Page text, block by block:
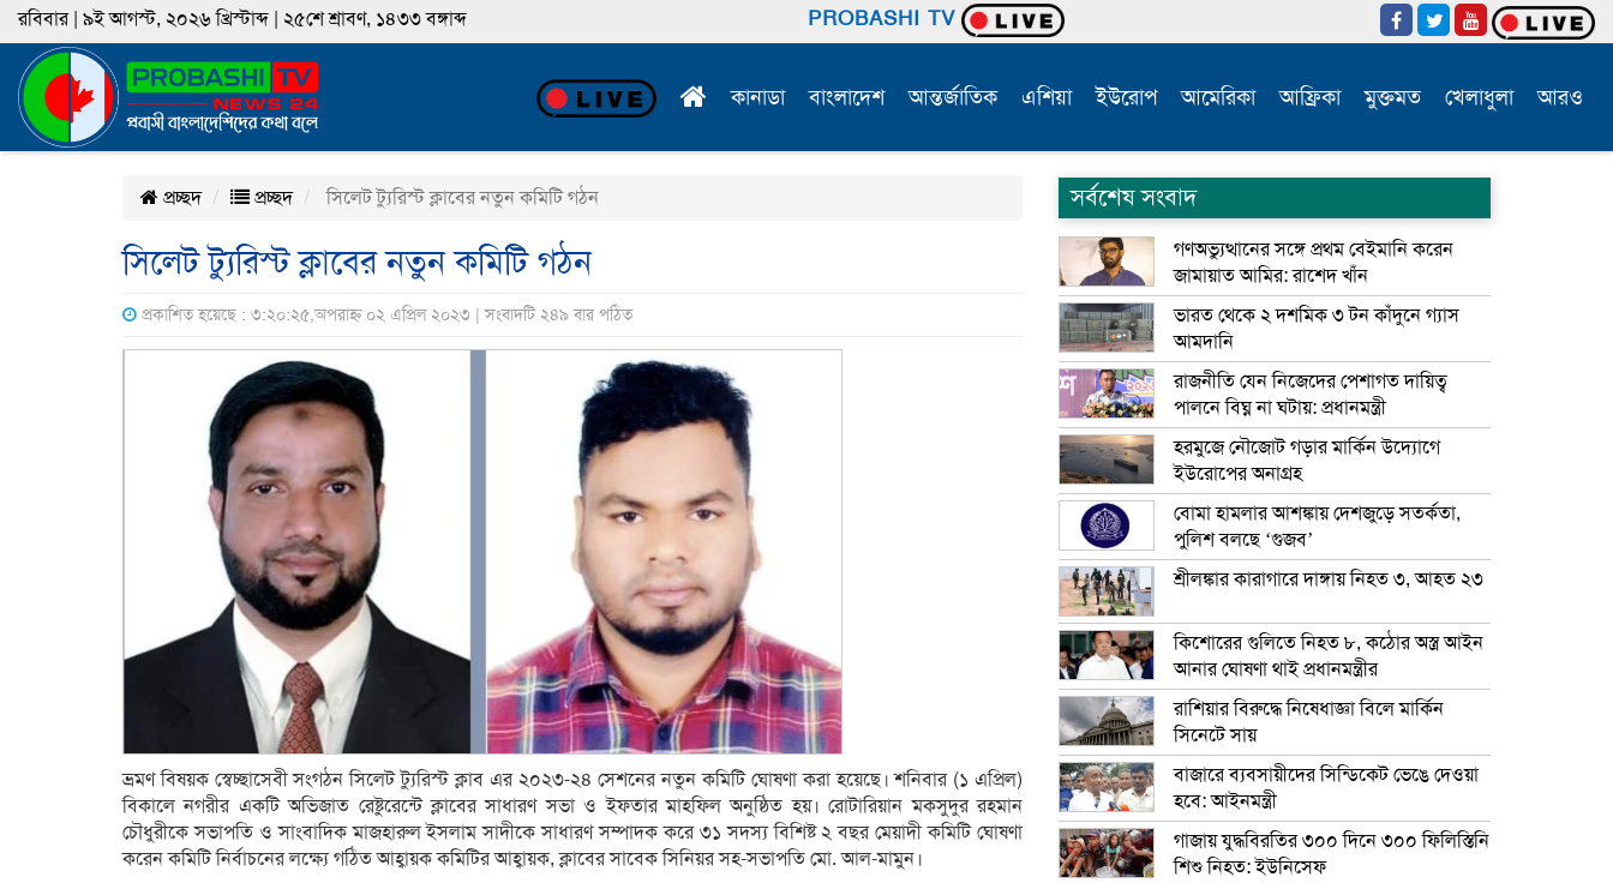
রবিবার | ৯ই আগস্ট, ২০২৬ খ্রিস্টাব্দ | ২৫শে শ্রাবণ, ১৪৩৩ বঙ্গাব্দ PROBASHI TV
কানাডা বাংলাদেশ আন্তর্জাতিক এশিয়া ইউরোপ আমেরিকা আফ্রিকা মুক্তমত খেলাধুলা আরও
প্রচ্ছদ প্রচ্ছদ সিলেট ট্যুরিস্ট ক্লাবের নতুন কমিটি গঠন
সিলেট ট্যুরিস্ট ক্লাবের নতুন কমিটি গঠন
প্রকাশিত হয়েছে : ৩:২০:২৫,অপরাহ্ন ০২ এপ্রিল ২০২৩ | সংবাদটি ২৪৯ বার পঠিত
ভ্রমণ বিষয়ক স্বেচ্ছাসেবী সংগঠন সিলেট ট্যুরিস্ট ক্লাব এর ২০২৩-২৪ সেশনের নতুন কমিটি ঘোষণা করা হয়েছে। শনিবার (১ এপ্রিল)
বিকালে নগরীর একটি অভিজাত রেষ্টুরেন্টে ক্লাবের সাধারণ সভা ও ইফতার মাহফিল অনুষ্ঠিত হয়। রোটারিয়ান মকসুদুর রহমান
চৌধুরীকে সভাপতি ও সাংবাদিক মাজহারুল ইসলাম সাদীকে সাধারণ সম্পাদক করে ৩১ সদস্য বিশিষ্ট ২ বছর মেয়াদী কমিটি ঘোষণা
করেন কমিটি নির্বাচনের লক্ষ্যে গঠিত আহ্বায়ক কমিটির আহ্বায়ক, ক্লাবের সাবেক সিনিয়র সহ-সভাপতি মো. আল-মামুন।
সর্বশেষ সংবাদ
গণঅভ্যুত্থানের সঙ্গে প্রথম বেইমানি করেন
জামায়াত আমির: রাশেদ খাঁন
ভারত থেকে ২ দশমিক ৩ টন কাঁদুনে গ্যাস
আমদানি
রাজনীতি যেন নিজেদের পেশাগত দায়িত্ব
পালনে বিঘ্ন না ঘটায়: প্রধানমন্ত্রী
হরমুজে নৌজোট গড়ার মার্কিন উদ্যোগে
ইউরোপের অনাগ্রহ
বোমা হামলার আশঙ্কায় দেশজুড়ে সতর্কতা,
পুলিশ বলছে ‘গুজব’
শ্রীলঙ্কার কারাগারে দাঙ্গায় নিহত ৩, আহত ২৩
কিশোরের গুলিতে নিহত ৮, কঠোর অস্ত্র আইন
আনার ঘোষণা থাই প্রধানমন্ত্রীর
রাশিয়ার বিরুদ্ধে নিষেধাজ্ঞা বিলে মার্কিন
সিনেটে সায়
বাজারে ব্যবসায়ীদের সিন্ডিকেট ভেঙে দেওয়া
হবে: আইনমন্ত্রী
গাজায় যুদ্ধবিরতির ৩০০ দিনে ৩০০ ফিলিস্তিনি
শিশু নিহত: ইউনিসেফ